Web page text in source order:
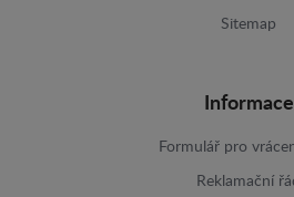
Sitemap
Informace
Formulář pro
Reklamační